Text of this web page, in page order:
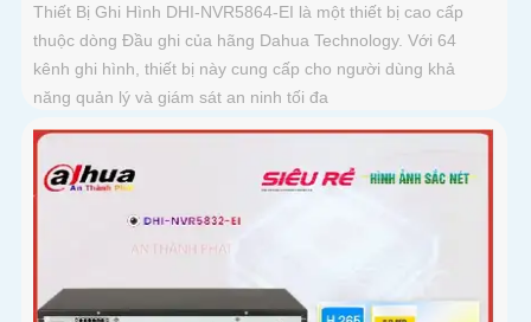
Thiết Bị Ghi Hình DHI-NVR5864-EI là một thiết bị cao cấp
thuộc dòng Đầu ghi của hãng Dahua Technology. Với 64
kênh ghi hình, thiết bị này cung cấp cho người dùng khả
năng quản lý và giám sát an ninh tối đa